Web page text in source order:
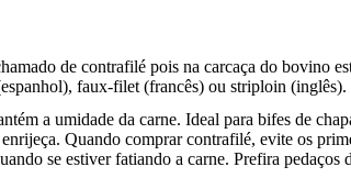
de contrafilé pois na carcaça do bovino
faux-filet (francês) ou striploin (inglês).
a umidade da carne. Ideal para bifes de
Quando comprar contrafilé, evite os
se estiver fatiando a carne. Prefira